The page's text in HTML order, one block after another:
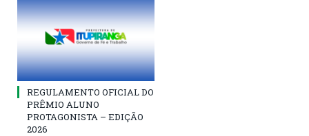
REGULAMENTO OFICIAL DO
PRÊMIO ALUNO
PROTAGONISTA – EDIÇÃO
2026